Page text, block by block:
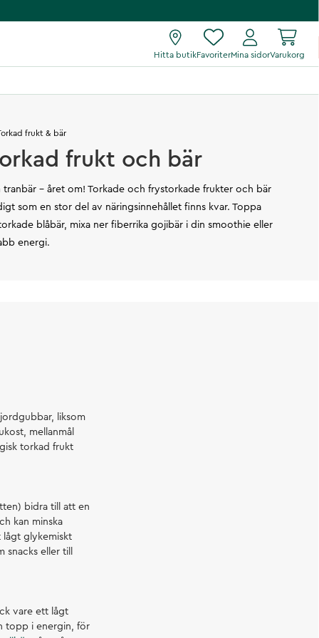
Hitta butikFavoriterMina sidorVarukorg
frukt & bär
frukt och bär
tranbär – året om! Torkade och frystorkade frukter och bär
som en stor del av näringsinnehållet finns kvar. Toppa
blåbär, mixa ner fiberrika gojibär i din smoothie eller
energi.
liksom
mellanmål
torkad frukt
bidra till att en
kan minska
lågt glykemiskt
eller till
vare ett lågt
topp i energin, för